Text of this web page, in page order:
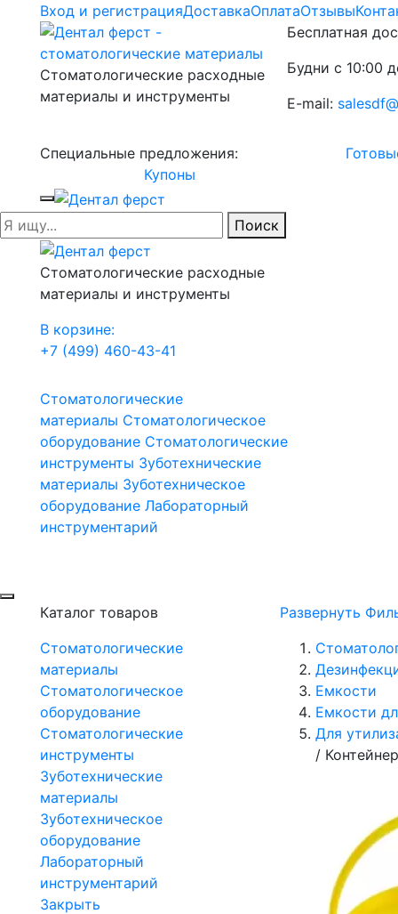
Вход и регистрацияДоставкаОплатаОтзывы
Стоматологические расходные
материалы и инструменты
Бесплатная
Будни с 10:00
E-mail:
Специальные предложения:
Купоны
Поиск
Стоматологические расходные
материалы и инструменты
В корзине:
+7 (499) 460-43-41
Стоматологические
материалы Стоматологическое
оборудование Стоматологические
инструменты Зуботехнические
материалы Зуботехническое
оборудование Лабораторный
инструментарий
Каталог товаров
Стоматологические
материалы
Стоматологическое
оборудование
Стоматологические
инструменты
Зуботехнические
материалы
Зуботехническое
оборудование
Лабораторный
инструментарий
Закрыть
Развернуть
Емкости
Емкости
Для
/